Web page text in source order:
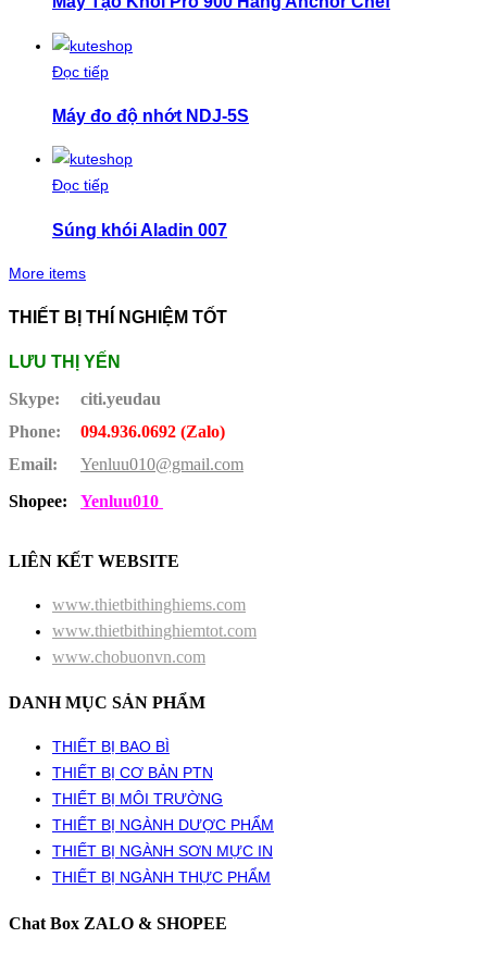
Đọc tiếp
Máy đo độ nhớt NDJ-5S
Đọc tiếp
Súng khói Aladin 007
More items
THIẾT BỊ THÍ NGHIỆM TỐT
LƯU THỊ YẾN
Skype:
citi.yeudau
Phone:
094.936.0692 (Zalo)
Email:
Yenluu010@gmail.com
Shopee:
Yenluu010
LIÊN KẾT WEBSITE
www.thietbithinghiems.com
www.thietbithinghiemtot.com
www.chobuonvn.com
DANH MỤC SẢN PHẨM
THIẾT BỊ BAO BÌ
THIẾT BỊ CƠ BẢN PTN
THIẾT BỊ MÔI TRƯỜNG
THIẾT BỊ NGÀNH DƯỢC PHẨM
THIẾT BỊ NGÀNH SƠN MỰC IN
THIẾT BỊ NGÀNH THỰC PHẨM
Chat Box ZALO & SHOPEE